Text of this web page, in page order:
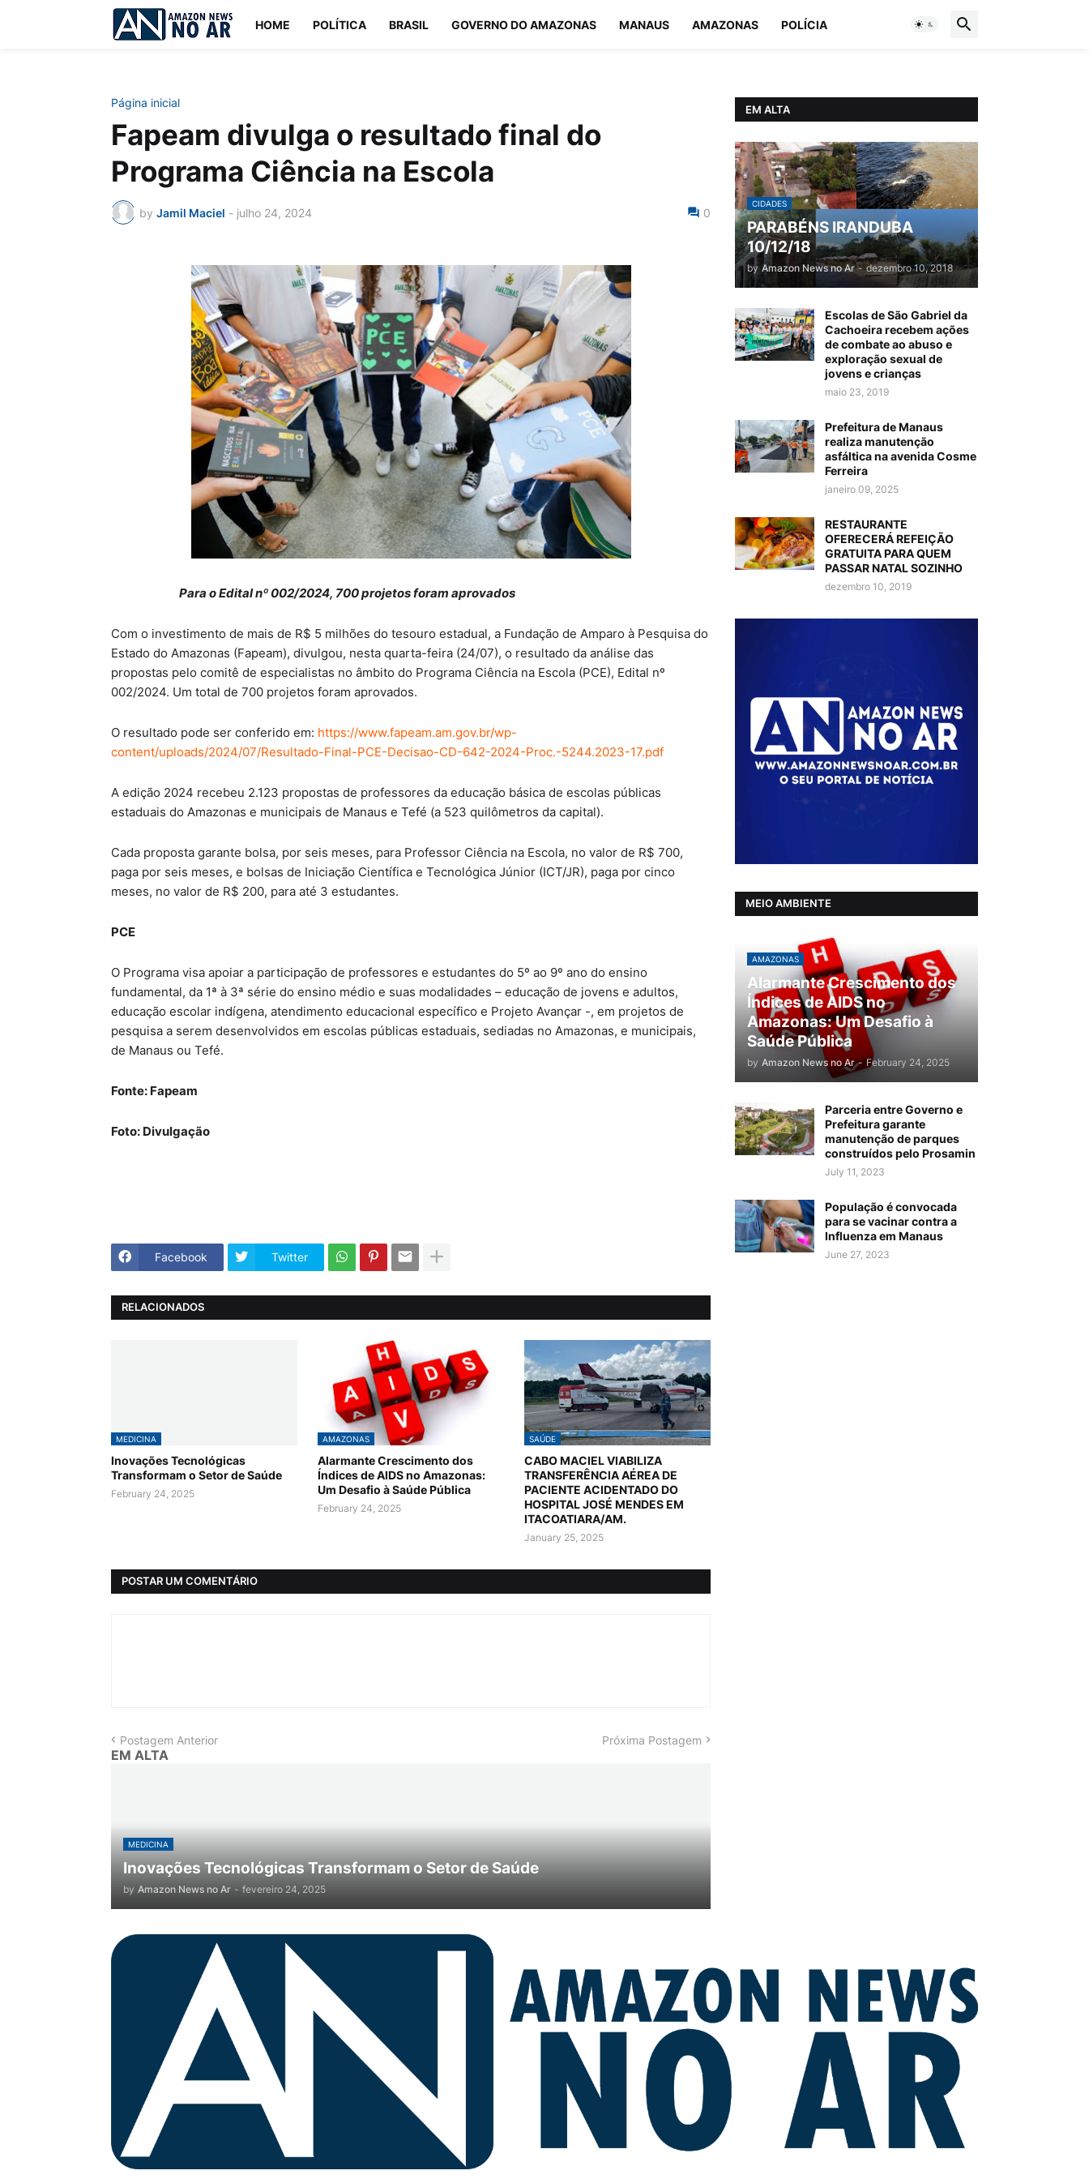
HOME POLÍTICA BRASIL GOVERNO DO AMAZONAS MANAUS AMAZONAS POLÍCIA
Página inicial
Fapeam divulga o resultado final do
Programa Ciência na Escola
by Jamil Maciel - julho 24, 2024 0
Para o Edital nº 002/2024, 700 projetos foram aprovados
Com o investimento de mais de R$ 5 milhões do tesouro estadual, a Fundação de Amparo à Pesquisa do
Estado do Amazonas (Fapeam), divulgou, nesta quarta-feira (24/07), o resultado da análise das
propostas pelo comitê de especialistas no âmbito do Programa Ciência na Escola (PCE), Edital nº
002/2024. Um total de 700 projetos foram aprovados.
O resultado pode ser conferido em: https://www.fapeam.am.gov.br/wp-
content/uploads/2024/07/Resultado-Final-PCE-Decisao-CD-642-2024-Proc.-5244.2023-17.pdf
A edição 2024 recebeu 2.123 propostas de professores da educação básica de escolas públicas
estaduais do Amazonas e municipais de Manaus e Tefé (a 523 quilômetros da capital).
Cada proposta garante bolsa, por seis meses, para Professor Ciência na Escola, no valor de R$ 700,
paga por seis meses, e bolsas de Iniciação Científica e Tecnológica Júnior (ICT/JR), paga por cinco
meses, no valor de R$ 200, para até 3 estudantes.
PCE
O Programa visa apoiar a participação de professores e estudantes do 5º ao 9º ano do ensino
fundamental, da 1ª à 3ª série do ensino médio e suas modalidades – educação de jovens e adultos,
educação escolar indígena, atendimento educacional específico e Projeto Avançar -, em projetos de
pesquisa a serem desenvolvidos em escolas públicas estaduais, sediadas no Amazonas, e municipais,
de Manaus ou Tefé.
Fonte: Fapeam
Foto: Divulgação
Facebook Twitter
RELACIONADOS
MEDICINA
Inovações Tecnológicas
Transformam o Setor de Saúde
February 24, 2025
AMAZONAS
Alarmante Crescimento dos
Índices de AIDS no Amazonas:
Um Desafio à Saúde Pública
February 24, 2025
SAÚDE
CABO MACIEL VIABILIZA
TRANSFERÊNCIA AÉREA DE
PACIENTE ACIDENTADO DO
HOSPITAL JOSÉ MENDES EM
ITACOATIARA/AM.
January 25, 2025
POSTAR UM COMENTÁRIO
Postagem Anterior Próxima Postagem
EM ALTA
MEDICINA
Inovações Tecnológicas Transformam o Setor de Saúde
by Amazon News no Ar - fevereiro 24, 2025
EM ALTA
CIDADES
PARABÉNS IRANDUBA
10/12/18
by Amazon News no Ar - dezembro 10, 2018
Escolas de São Gabriel da
Cachoeira recebem ações
de combate ao abuso e
exploração sexual de
jovens e crianças
maio 23, 2019
Prefeitura de Manaus
realiza manutenção
asfáltica na avenida Cosme
Ferreira
janeiro 09, 2025
RESTAURANTE
OFERECERÁ REFEIÇÃO
GRATUITA PARA QUEM
PASSAR NATAL SOZINHO
dezembro 10, 2019
MEIO AMBIENTE
AMAZONAS
Alarmante Crescimento dos
Índices de AIDS no
Amazonas: Um Desafio à
Saúde Pública
by Amazon News no Ar - February 24, 2025
Parceria entre Governo e
Prefeitura garante
manutenção de parques
construídos pelo Prosamin
July 11, 2023
População é convocada
para se vacinar contra a
Influenza em Manaus
June 27, 2023